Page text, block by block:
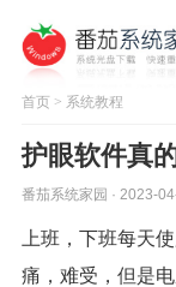
首页> 系统教程
护眼软件真
番茄系统家园 · 2023-
上班，下班每天
痛，难受，但是